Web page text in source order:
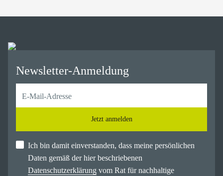
Newsletter-Anmeldung
Jetzt anmelden
Ich bin damit einverstanden, dass meine persönlichen
Daten gemäß der hier beschriebenen
Datenschutzerklärung vom Rat für nachhaltige